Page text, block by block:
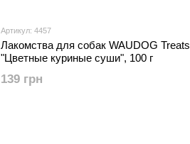
Артикул: 4457
Лакомства для собак WAUDOG Treats
"Цветные куриные суши", 100 г
139 грн